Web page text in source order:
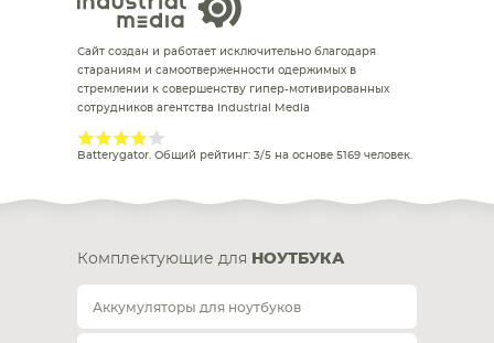
Сайт создан и работает исключительно благодаря
стараниям и самоотверженности одержимых в
стремлении к совершенству гипер-мотивированных
сотрудников агентства Industrial Media
Batterygator. Общий рейтинг: 3/5 на основе 5169 человек.
Комплектующие для НОУТБУКА
Аккумуляторы для ноутбуков